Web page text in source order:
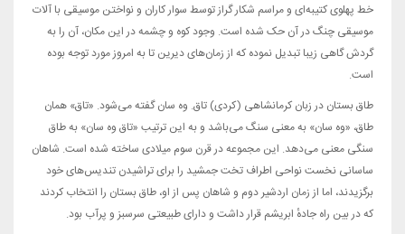
خط پهلوی کتیبه‌ای و مراسم شکار گراز توسط سوار کاران و نواختن موسیقی با آلات
موسیقی چنگ در آن حک شده است. وجود کوه و چشمه در این مکان، آن را به
گردش گاهی زیبا تبدیل نموده که از زمان‌های دیرین تا به امروز مورد توجه بوده
است.
طاق بستان در زبان کرمانشاهی (کردی) تاق. وه سان گفته می‌شود. «تاق» همان
طاق، «وه سان» به معنی سنگ می‌باشد و به این ترتیب «تاق وه سان» به طاق
سنگی معنی می‌دهد. این مجموعه در قرن سوم میلادی ساخته شده است. شاهان
ساسانی نخست نواحی اطراف تخت جمشید را برای تراشیدن تندیس‌های خود
برگزیدند، اما از زمان اردشیر دوم و شاهان پس از او، طاق بستان را انتخاب کردند
که در بین راه جادهٔ ابریشم قرار داشت و دارای طبیعتی سرسبز و پرآب بود.